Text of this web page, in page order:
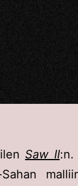
Saw II:n.
Sahan